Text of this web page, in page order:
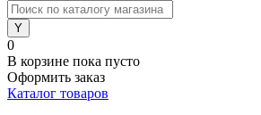
0
В корзине пока пусто
Оформить заказ
Каталог товаров